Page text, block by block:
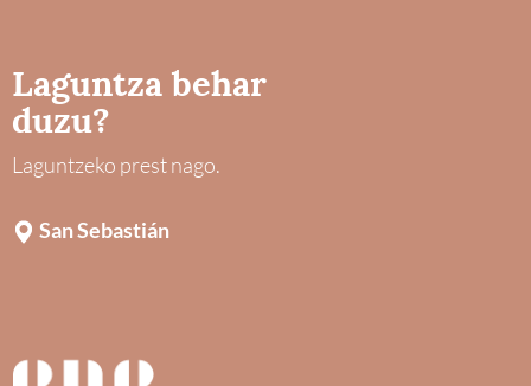
Laguntza behar
duzu?
Laguntzeko prest nago.
San Sebastián